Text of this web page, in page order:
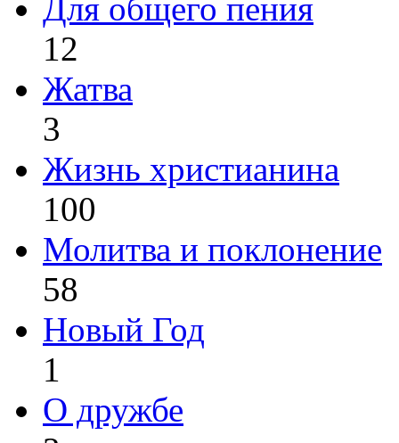
Для общего пения
12
Жатва
3
Жизнь христианина
100
Молитва и поклонение
58
Новый Год
1
О дружбе